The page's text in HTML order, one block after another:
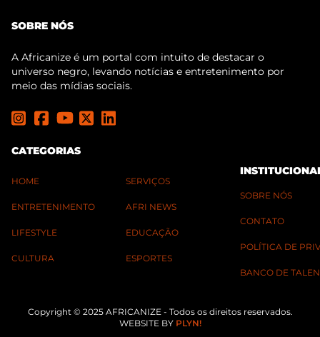
SOBRE NÓS
A Africanize é um portal com intuito de destacar o
universo negro, levando notícias e entretenimento por
meio das mídias sociais.
CATEGORIAS
HOME
ENTRETENIMENTO
LIFESTYLE
CULTURA
SERVIÇOS
AFRI NEWS
EDUCAÇÃO
ESPORTES
SOBRE NÓS
CONTATO
POLÍTICA DE
BANCO DE
Copyright © 2025 AFRICANIZE - Todos os direitos reservados.
WEBSITE BY PLYN!